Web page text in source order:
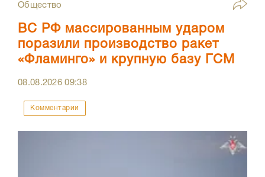
Общество
ВС РФ массированным ударом
поразили производство ракет
«Фламинго» и крупную базу ГСМ
08.08.202609:38
Комментарии